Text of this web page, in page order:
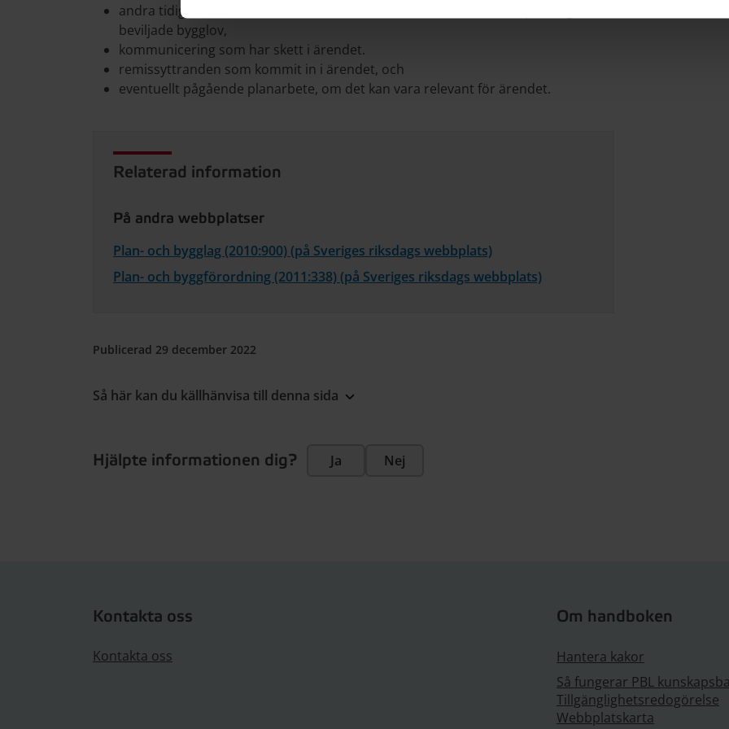
andra tidigare beslut som kan vara relevanta för ärendet, till exempel tidigare
beviljade bygglov,
kommunicering som har skett i ärendet.
remissyttranden som kommit in i ärendet, och
eventuellt pågående planarbete, om det kan vara relevant för ärendet.
Relaterad information
På andra webbplatser
Plan- och bygglag (2010:900) (på Sveriges riksdags webbplats)
Plan- och byggförordning (2011:338) (på Sveriges riksdags webbplats)
Publicerad 29 december 2022
Så här kan du källhänvisa till denna sida
Hjälpte informationen dig? Ja Nej
Kontakta oss
Kontakta oss
Om handboken
Hantera kakor
Så fungerar PBL
Tillgänglighetsredogörelse
Webbplatskarta